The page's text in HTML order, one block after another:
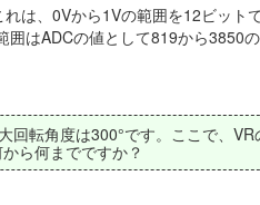
は、0Vから1Vの範囲を12ビット
はADCの値として819から3850
回転角度は300°です。ここで、VR
ら何までですか？